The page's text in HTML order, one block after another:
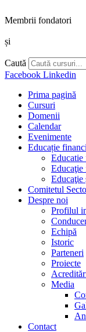
Membrii fondatori
și
Caută
Facebook Linkedin
Prima pagină
Cursuri
Domenii
Calendar
Evenimente
Educație
Educatie
Educaţie
Educaţie
Comitetul
Despre noi
Profilul
Echipă
Istoric
Parteneri
Proiecte
Media
Contact